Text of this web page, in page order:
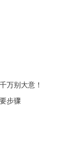
万别大意！
步骤